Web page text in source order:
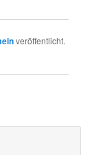
veröffentlicht.